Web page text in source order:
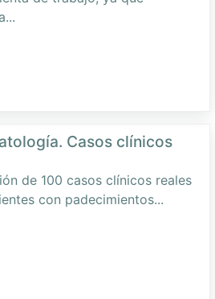
...
Casos clínicos
de 100 casos clínicos reales
con padecimientos...